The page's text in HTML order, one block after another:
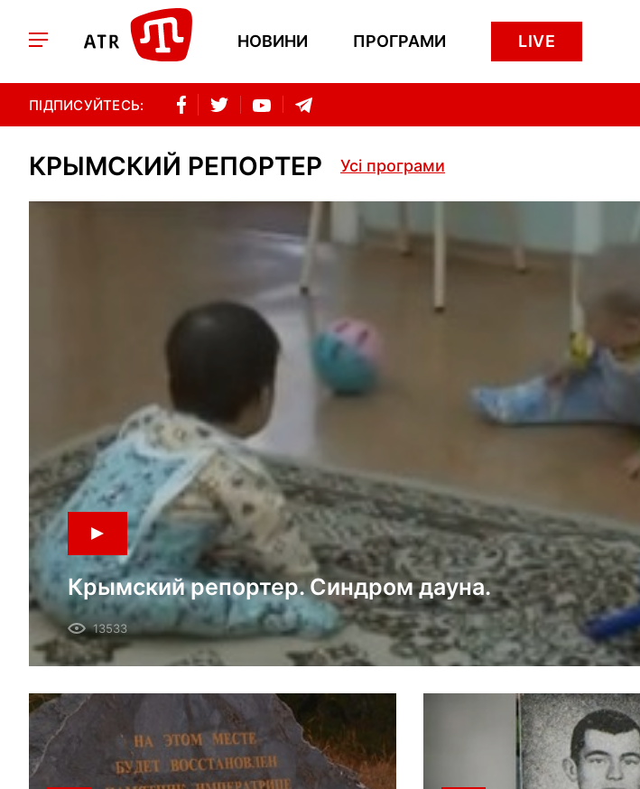
НОВИНИ ПРОГРАМИ LIVE
ПІДПИСУЙТЕСЬ:
КРЫМСКИЙ РЕПОРТЕР Усі програми
Крымский репортер. Синдром дауна.
13533